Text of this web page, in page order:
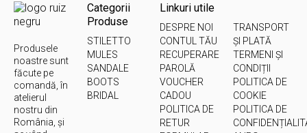
Produsele
noastre sunt
făcute pe
comandă, în
atelierul
nostru din
România, și
Categorii
Produse
STILETTO
MULES
SANDALE
BOOTS
BRIDAL
Linkuri utile
DESPRE NOI
CONTUL TĂU
RECUPERARE
PAROLĂ
VOUCHER
CADOU
POLITICA DE
RETUR
TRANSPORT
ȘI PLATĂ
TERMENI ȘI
CONDIȚII
POLITICA DE
COOKIE
POLITICA DE